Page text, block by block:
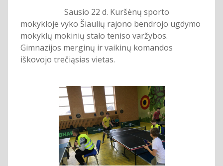
Sausio 22 d. Kuršėnų sporto
mokykloje vyko Šiaulių rajono bendrojo ugdymo
mokyklų mokinių stalo teniso varžybos.
Gimnazijos merginų ir vaikinų komandos
iškovojo trečiąsias vietas.